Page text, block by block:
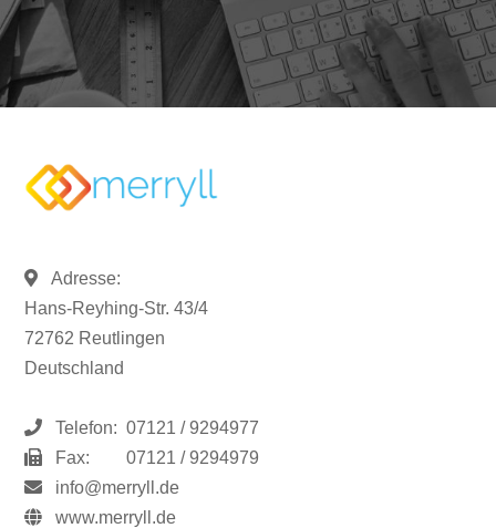
Adresse:
Hans-Reyhing-Str. 43/4
72762 Reutlingen
Deutschland
Telefon: 07121 / 9294977
Fax:
07121 / 9294979
info@merryll.de
www.merryll.de